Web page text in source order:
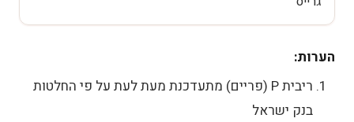
הערות:
ריבית P (פריים) מתעדכנת מעת לעת על פי החלטות
בנק ישראל